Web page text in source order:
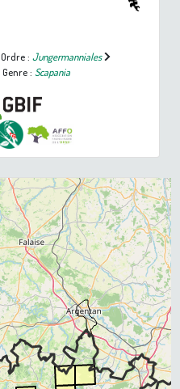
Ordre : Jungermanniales
Genre : Scapania